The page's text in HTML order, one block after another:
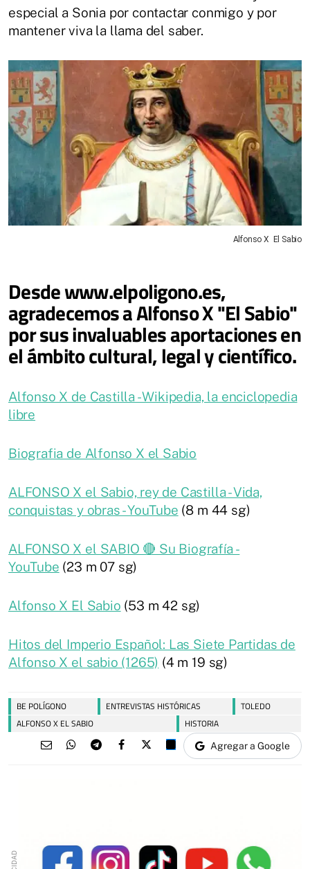
especial a Sonia por contactar conmigo y por
mantener viva la llama del saber.
Alfonso X El Sabio
Desde www.elpoligono.es,
agradecemos a Alfonso X "El Sabio"
por sus invaluables aportaciones en
el ámbito cultural, legal y científico.
Alfonso X de Castilla - Wikipedia, la enciclopedia
libre
Biografia de Alfonso X el Sabio
ALFONSO X el Sabio, rey de Castilla - Vida,
conquistas y obras - YouTube (8 m 44 sg)
ALFONSO X el SABIO 🔴 Su Biografía -
YouTube (23 m 07 sg)
Alfonso X El Sabio (53 m 42 sg)
Hitos del Imperio Español: Las Siete Partidas de
Alfonso X el sabio (1265) (4 m 19 sg)
BE POLÍGONO ENTREVISTAS HISTÓRICAS
TOLEDO
ALFONSO X EL SABIO
HISTORIA
Agregar a Google